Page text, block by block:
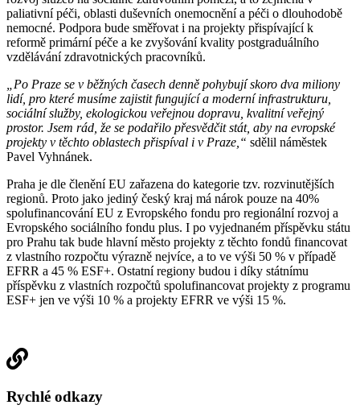
paliativní péči, oblasti duševních onemocnění a péči o dlouhodobě
nemocné. Podpora bude směřovat i na projekty přispívající k
reformě primární péče a ke zvyšování kvality postgraduálního
vzdělávání zdravotnických pracovníků.
„Po Praze se v běžných časech denně pohybují skoro dva miliony
lidí, pro které musíme zajistit fungující a moderní infrastrukturu,
sociální služby, ekologickou veřejnou dopravu, kvalitní veřejný
prostor. Jsem rád, že se podařilo přesvědčit stát, aby na evropské
projekty v těchto oblastech přispíval i v Praze,“ sdělil náměstek
Pavel Vyhnánek.
Praha je dle členění EU zařazena do kategorie tzv. rozvinutějších
regionů. Proto jako jediný český kraj má nárok pouze na 40%
spolufinancování EU z Evropského fondu pro regionální rozvoj a
Evropského sociálního fondu plus. I po vyjednaném příspěvku státu
pro Prahu tak bude hlavní město projekty z těchto fondů financovat
z vlastního rozpočtu výrazně nejvíce, a to ve výši 50 % v případě
EFRR a 45 % ESF+. Ostatní regiony budou i díky státnímu
příspěvku z vlastních rozpočtů spolufinancovat projekty z programu
ESF+ jen ve výši 10 % a projekty EFRR ve výši 15 %.
Rychlé odkazy